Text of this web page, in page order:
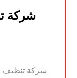
شركة
شركة تنظيف